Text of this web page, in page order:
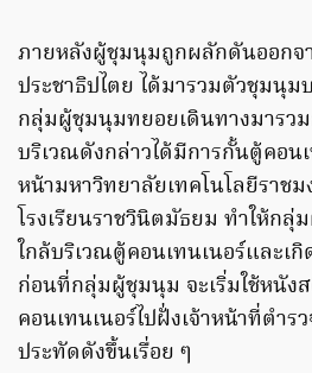
ภายหลังผู้ชุมนุมถูกผลักดันออกจ
ประชาธิปไตย ได้มารวมตัวชุมนุม
กลุ่มผู้ชุมนุมทยอยเดินทางมารว
บริเวณดังกล่าวได้มีการกั้นตู้คอน
หน้ามหาวิทยาลัยเทคโนโลยีราช
โรงเรียนราชวินิตมัธยม ทำให้กลุ่
ใกล้บริเวณตู้คอนเทนเนอร์และเ
ก่อนที่กลุ่มผู้ชุมนุม จะเริ่มใช้หนัง
คอนเทนเนอร์ไปฝั่งเจ้าหน้าที่ตำร
ประทัดดังขึ้นเรื่อย ๆ